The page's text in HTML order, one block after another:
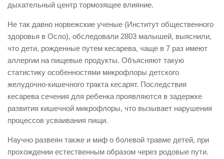
дыхательный центр тормозящее влияние.
Не так давно норвежские ученые (Институт общественного
здоровья в Осло), обследовали 2803 малышей, выяснили,
что дети, рожденные путем кесарева, чаще в 7 раз имеют
аллергии на пищевые продукты. Объясняют такую
статистику особенностями микрофлоры детского
желудочно-кишечного тракта кесарят. Последствия
кесарева сечения для ребенка проявляются в задержке
развития кишечной микрофлоры, что вызывает нарушения
процессов усваивания пищи.
Научно развеян также и миф о болевой травме детей, при
прохождении естественным образом через родовые пути.